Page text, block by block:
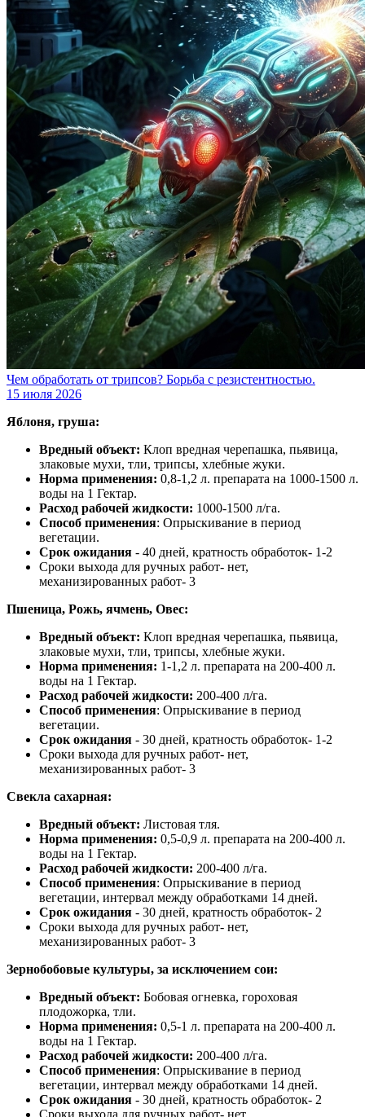
Чем обработать от трипсов? Борьба с резистентностью.
15 июля 2026
Яблоня, груша:
Вредный объект: Клоп вредная черепашка, пьявица,
злаковые мухи, тли, трипсы, хлебные жуки.
Норма применения: 0,8-1,2 л. препарата на 1000-1500 л.
воды на 1 Гектар.
Расход рабочей жидкости: 1000-1500 л/га.
Способ применения: Опрыскивание в период
вегетации.
Срок ожидания - 40 дней, кратность обработок- 1-2
Сроки выхода для ручных работ- нет,
механизированных работ- 3
Пшеница, Рожь, ячмень, Овес:
Вредный объект: Клоп вредная черепашка, пьявица,
злаковые мухи, тли, трипсы, хлебные жуки.
Норма применения: 1-1,2 л. препарата на 200-400 л.
воды на 1 Гектар.
Расход рабочей жидкости: 200-400 л/га.
Способ применения: Опрыскивание в период
вегетации.
Срок ожидания - 30 дней, кратность обработок- 1-2
Сроки выхода для ручных работ- нет,
механизированных работ- 3
Свекла сахарная:
Вредный объект: Листовая тля.
Норма применения: 0,5-0,9 л. препарата на 200-400 л.
воды на 1 Гектар.
Расход рабочей жидкости: 200-400 л/га.
Способ применения: Опрыскивание в период
вегетации, интервал между обработками 14 дней.
Срок ожидания - 30 дней, кратность обработок- 2
Сроки выхода для ручных работ- нет,
механизированных работ- 3
Зернобобовые культуры, за исключением сои:
Вредный объект: Бобовая огневка, гороховая
плодожорка, тли.
Норма применения: 0,5-1 л. препарата на 200-400 л.
воды на 1 Гектар.
Расход рабочей жидкости: 200-400 л/га.
Способ применения: Опрыскивание в период
вегетации, интервал между обработками 14 дней.
Срок ожидания - 30 дней, кратность обработок- 2
Сроки выхода для ручных работ- нет,